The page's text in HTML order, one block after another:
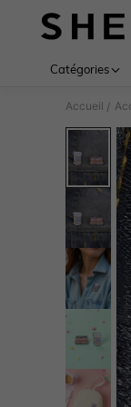
Catégories
Accueil /